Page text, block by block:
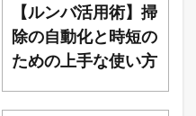
【ルンバ活用術】掃
除の自動化と時短の
ための上手な使い方